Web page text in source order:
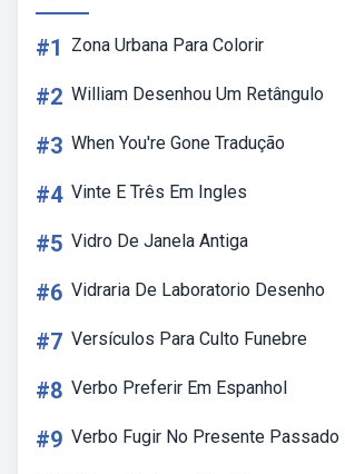
#1 Zona Urbana Para Colorir
#2 William Desenhou Um Retângulo
#3 When You're Gone Tradução
#4 Vinte E Três Em Ingles
#5 Vidro De Janela Antiga
#6 Vidraria De Laboratorio Desenho
#7 Versículos Para Culto Funebre
#8 Verbo Preferir Em Espanhol
#9 Verbo Fugir No Presente Passado